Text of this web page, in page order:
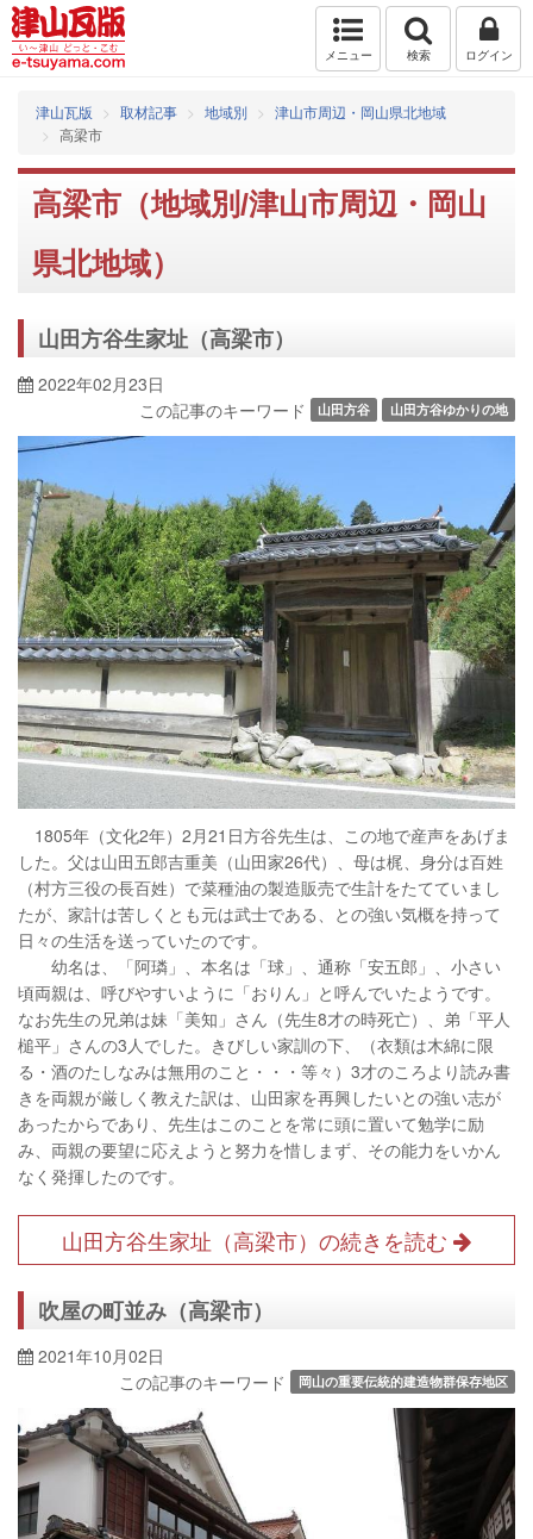
メニュー 検索 ログイン
津山瓦版 取材記事 地域別
津山市周辺・岡山県北地域
高梁市
高梁市（地域別/津山市周辺・岡山
県北地域）
山田方谷生家址（高梁市）
2022年02月23日
この記事のキーワード
山田方谷 山田方谷ゆかりの地
1805年（文化2年）2月21日方谷先生は、この地で産声をあげま
した。父は山田五郎吉重美（山田家26代）、母は梶、身分は百姓
（村方三役の長百姓）で菜種油の製造販売で生計をたてていまし
たが、家計は苦しくとも元は武士である、との強い気概を持って
日々の生活を送っていたのです。
幼名は、「阿璘」、本名は「球」、通称「安五郎」、小さい
頃両親は、呼びやすいように「おりん」と呼んでいたようです。
なお先生の兄弟は妹「美知」さん（先生8才の時死亡）、弟「平人
槌平」さんの3人でした。きびしい家訓の下、（衣類は木綿に限
る・酒のたしなみは無用のこと・・・等々）3才のころより読み書
きを両親が厳しく教えた訳は、山田家を再興したいとの強い志が
あったからであり、先生はこのことを常に頭に置いて勉学に励
み、両親の要望に応えようと努力を惜しまず、その能力をいかん
なく発揮したのです。
山田方谷生家址（高梁市）の続きを読む
吹屋の町並み（高梁市）
2021年10月02日
この記事のキーワード
岡山の重要伝統的建造物群保存地区